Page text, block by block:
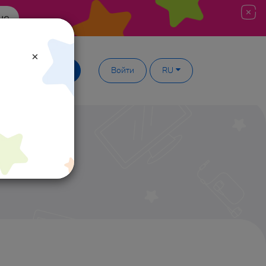
Демодоступ Войти RU
×